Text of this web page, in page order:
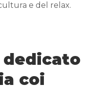
e del relax.
dedicato
coi